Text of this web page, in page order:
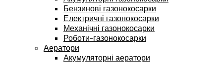
Бензинові газонокосарки
Електричні газонокосарки
Механічні газонокосарки
Роботи-газонокосарки
Аератори
Акумуляторні аератори